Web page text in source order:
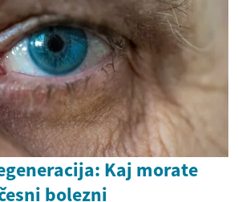
Kaj morate
bolezni